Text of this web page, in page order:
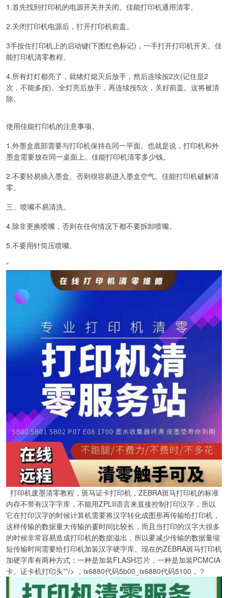
1.首先找到打印机的电源开关并关闭。佳能打印机通用清零。
2.关闭打印机电源后，打开打印机前盖。
3手按住打印机上的启动键(下图红色标记)，一手打开打印机开关。佳
能打印机清零教程。
4.所有灯灯都亮了，就绪灯熄灭后放手，然后连续按2次(记住是2
次，不能多按)。全灯亮后放手，再连续按5次，关好前盖。这将被清
除。
使用佳能打印机的注意事项。
1.外墨盒底部需要与打印机保持在同一平面。也就是说，打印机和外
墨盒需要放在同一桌面上。佳能打印机清零多少钱。
2.不要轻易插入墨盒。否则很容易进入墨盒空气。佳能打印机破解清
零。
三、喷嘴不易清洗。
4.除非更换喷嘴，否则在任何情况下都不要拆卸喷嘴。
5.不要用针筒压喷嘴。
“
打印机废墨清零教程，斑马证卡打印机，ZEBRA斑马打印机的标准
内存不带有汉字字库，不能用ZPLII语言来直接控制打印汉字，所以
它在打印汉字的时候计算机需要将汉字转化成图形再传输给打印机，
这样传输的数据量大传输的霎时间比较长，而且当打印的汉字大很多
的时候非常容易造成打印机的数据溢出，所以要减少传输的数据量缩
短传输时间需要给打印机加装汉字硬字库。现在的ZEBRA斑马打印机
加硬字库有两种方式：一种是加装FLASH芯片，一种是加装PCMCIA
卡。证卡机打印头””/> ，ix6880代码5b00_ix6880代码5100，？